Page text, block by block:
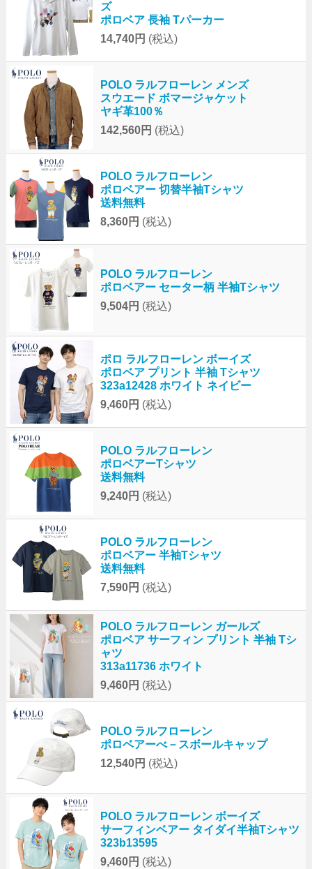
ズ
ポロベア 長袖 Tパーカー
14,740円 (税込)
POLO ラルフローレン メンズ
スウエード ボマージャケット
ヤギ革100％
142,560円 (税込)
POLO ラルフローレン
ポロベアー 切替半袖Tシャツ
送料無料
8,360円 (税込)
POLO ラルフローレン
ポロベアー セーター柄 半袖Tシャツ
9,504円 (税込)
ポロ ラルフローレン ボーイズ
ポロベア プリント 半袖 Tシャツ
323a12428 ホワイト ネイビー
9,460円 (税込)
POLO ラルフローレン
ポロベアーTシャツ
送料無料
9,240円 (税込)
POLO ラルフローレン
ポロベアー 半袖Tシャツ
送料無料
7,590円 (税込)
POLO ラルフローレン ガールズ
ポロベア サーフィン プリント 半袖 Tシ
ャツ
313a11736 ホワイト
9,460円 (税込)
POLO ラルフローレン
ポロベアーべ－スボールキャップ
12,540円 (税込)
POLO ラルフローレン ボーイズ
サーフィンベアー タイダイ半袖Tシャツ
323b13595
9,460円 (税込)